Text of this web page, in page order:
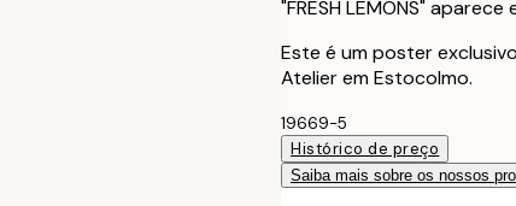
"FRESH LEMONS" aparece
Este é um poster
Atelier em Estocolmo.
19669-5
Histórico de preço
Saiba mais sobre os nossos